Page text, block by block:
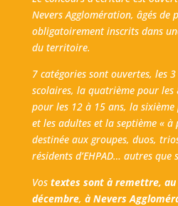
Nevers Agglomération, âgés de
obligatoirement inscrits dans
du territoire.
7 catégories sont ouvertes, les
scolaires, la quatrième pour les
pour les 12 à 15 ans, la
et les adultes et la septième « à
destinée aux groupes, duos,
résidents d’EHPAD… autres que
Vos textes sont à remettre,
décembre, à Nevers